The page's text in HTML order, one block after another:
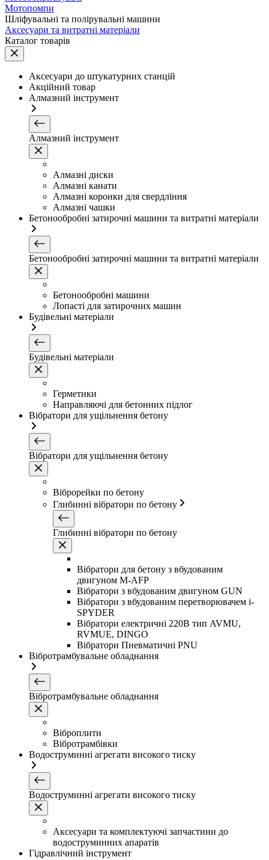
Мотопомпи
Шліфувальні та полірувальні машини
Аксесуари та витратні матеріали
Каталог товарів
Аксесуари до штукатурних станцій
Акційний товар
Алмазний інструмент
Алмазний інструмент
Алмазні диски
Алмазні канати
Алмазні коронки для свердління
Алмазні чашки
Бетонообробні затирочні машини та витратні матеріали
Бетонообробні затирочні машини та витратні матеріали
Бетонообробні машини
Лопасті для затирочних машин
Будівельні матеріали
Будівельні матеріали
Герметики
Направляючі для бетонних підлог
Вібратори для ущільнення бетону
Вібратори для ущільнення бетону
Віброрейки по бетону
Глибинні вібратори по бетону
Глибинні вібратори по бетону
Вібратори для бетону з вбудованим
двигуном M-AFP
Вібратори з вбудованим двигуном GUN
Вібратори з вбудованим перетворювачем i-
SPYDER
Вібратори електричні 220B тип AVMU,
RVMUE, DINGO
Вібратори Пневматичні PNU
Вібротрамбувальне обладнання
Вібротрамбувальне обладнання
Віброплити
Вібротрамбівки
Водоструминні агрегати високого тиску
Водоструминні агрегати високого тиску
Аксесуари та комплектуючі запчастини до
водоструминних апаратів
Гідравлічний інструмент